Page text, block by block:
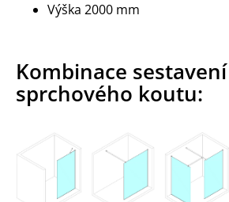
Výška 2000 mm
Kombinace sestavení
sprchového koutu: